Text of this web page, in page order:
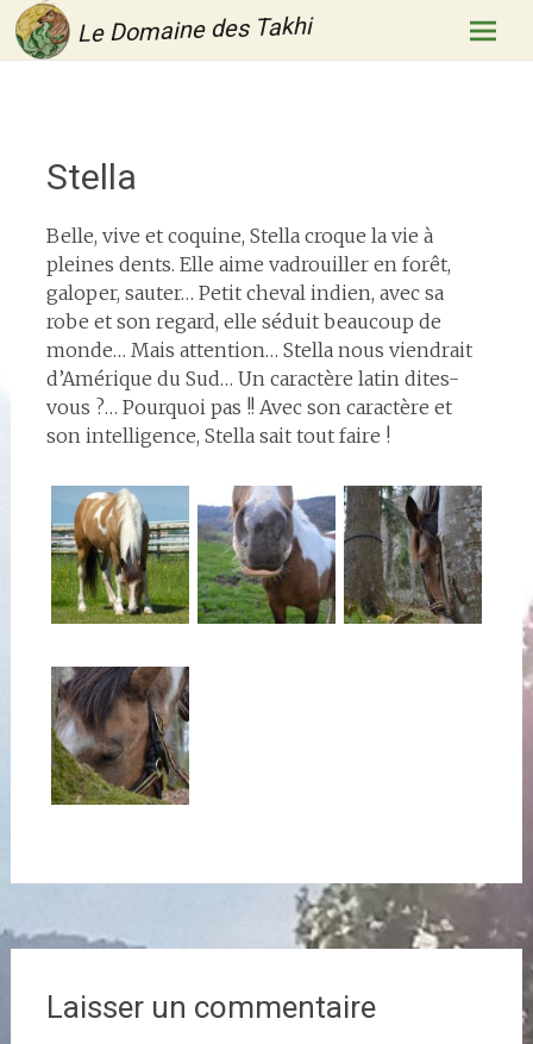
Le Domaine des Takhi
Aller
Stella
Belle, vive et coquine, Stella croque la vie à
pleines dents. Elle aime vadrouiller en forêt,
galoper, sauter… Petit cheval indien, avec sa
robe et son regard, elle séduit beaucoup de
monde… Mais attention… Stella nous viendrait
d’Amérique du Sud… Un caractère latin dites-
vous ?… Pourquoi pas !! Avec son caractère et
son intelligence, Stella sait tout faire !
Navigation
l'article
Laisser un commentaire